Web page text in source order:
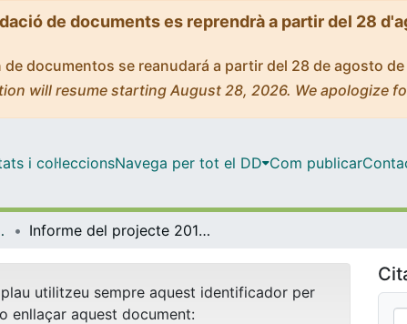
de documents es reprendrà a partir del 28
documentos se reanudará a partir del 28 de agosto
will resume starting August 28, 2026. We apologize
i col·leccionsNavega per tot el DD Com publicar
Docent) Informe del projecte 2015PID-UB/011: Aplicació de la metodologia d'estudi de casos a l'assignatura Anàlisi Instrumental del Grau de Química
plau utilitzeu sempre aquest identificador per
enllaçar aquest document: